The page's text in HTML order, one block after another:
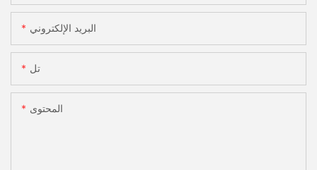
البريد الإلكتروني
تل
المحتوى